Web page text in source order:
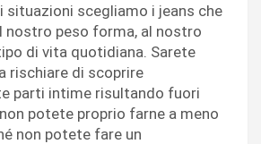
situazioni scegliamo i jeans che
nostro peso forma, al nostro
di vita quotidiana. Sarete
rischiare di scoprire
parti intime risultando fuori
potete proprio farne a meno
non potete fare un